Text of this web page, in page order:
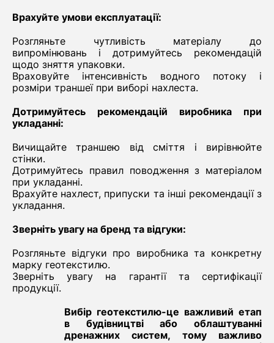
Врахуйте умови експлуатації:
Розгляньте чутливість матеріалу до
випромінювань і дотримуйтесь рекомендацій
щодо зняття упаковки.
Враховуйте інтенсивність водного потоку і
розміри траншеї при виборі нахлеста.
Дотримуйтесь рекомендацій виробника при
укладанні:
Вичищайте траншею від сміття і вирівнюйте
стінки.
Дотримуйтесь правил поводження з матеріалом
при укладанні.
Врахуйте нахлест, припуски та інші рекомендації з
укладання.
Зверніть увагу на бренд та відгуки:
Розгляньте відгуки про виробника та конкретну
марку геотекстилю.
Зверніть увагу на гарантії та сертифікації
продукції.
Вибір геотекстилю-це важливий етап
в будівництві або облаштуванні
дренажних систем, тому важливо